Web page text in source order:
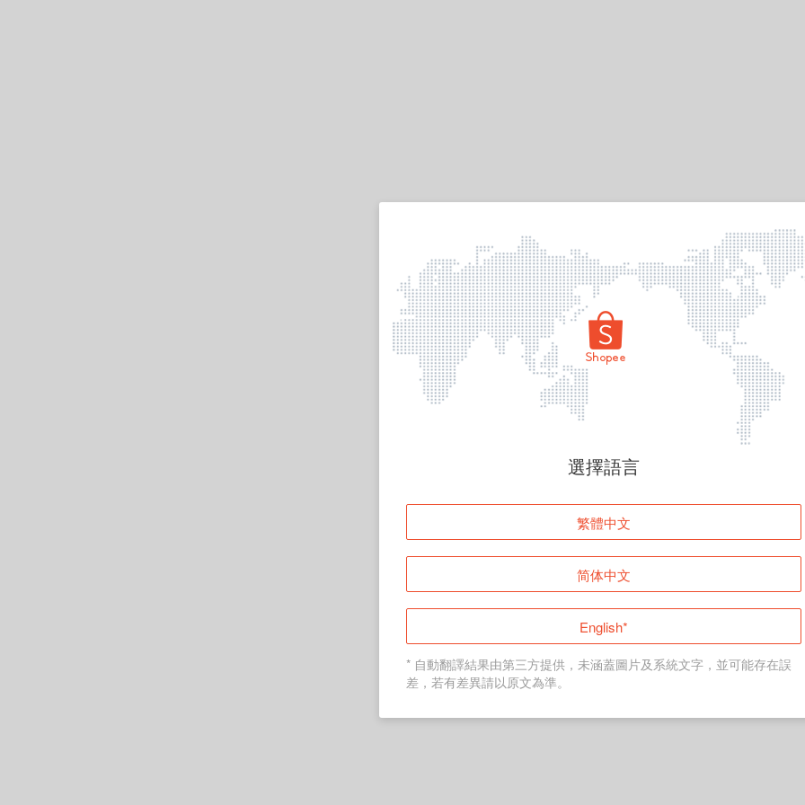
頁面無法顯示
登入
返回首頁
選擇語言
繁體中文
简体中文
English*
* 自動翻譯結果由第三方提供，未涵蓋圖片及系統文字，並可能存在誤
差，若有差異請以原文為準。